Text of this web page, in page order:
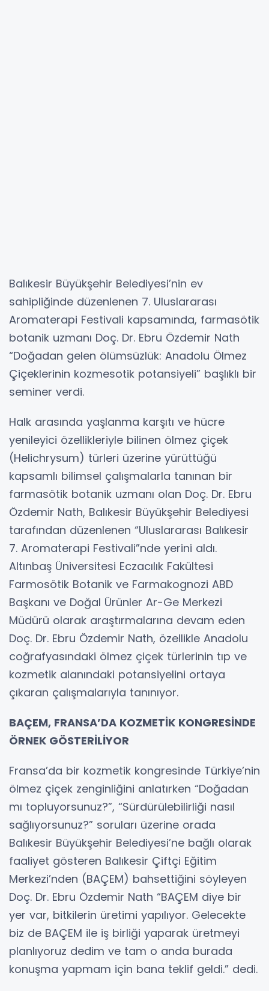
Balıkesir Büyükşehir Belediyesi’nin ev
sahipliğinde düzenlenen 7. Uluslararası
Aromaterapi Festivali kapsamında, farmasötik
botanik uzmanı Doç. Dr. Ebru Özdemir Nath
“Doğadan gelen ölümsüzlük: Anadolu Ölmez
Çiçeklerinin kozmesotik potansiyeli” başlıklı bir
seminer verdi.
Halk arasında yaşlanma karşıtı ve hücre
yenileyici özellikleriyle bilinen ölmez çiçek
(Helichrysum) türleri üzerine yürüttüğü
kapsamlı bilimsel çalışmalarla tanınan bir
farmasötik botanik uzmanı olan Doç. Dr. Ebru
Özdemir Nath, Balıkesir Büyükşehir Belediyesi
tarafından düzenlenen “Uluslararası Balıkesir
7. Aromaterapi Festivali”nde yerini aldı.
Altınbaş Üniversitesi Eczacılık Fakültesi
Farmosötik Botanik ve Farmakognozi ABD
Başkanı ve Doğal Ürünler Ar-Ge Merkezi
Müdürü olarak araştırmalarına devam eden
Doç. Dr. Ebru Özdemir Nath, özellikle Anadolu
coğrafyasındaki ölmez çiçek türlerinin tıp ve
kozmetik alanındaki potansiyelini ortaya
çıkaran çalışmalarıyla tanınıyor.
BAÇEM, FRANSA’DA KOZMETİK KONGRESİNDE
ÖRNEK GÖSTERİLİYOR
Fransa’da bir kozmetik kongresinde Türkiye’nin
ölmez çiçek zenginliğini anlatırken “Doğadan
mı topluyorsunuz?”, “Sürdürülebilirliği nasıl
sağlıyorsunuz?” soruları üzerine orada
Balıkesir Büyükşehir Belediyesi’ne bağlı olarak
faaliyet gösteren Balıkesir Çiftçi Eğitim
Merkezi’nden (BAÇEM) bahsettiğini söyleyen
Doç. Dr. Ebru Özdemir Nath “BAÇEM diye bir
yer var, bitkilerin üretimi yapılıyor. Gelecekte
biz de BAÇEM ile iş birliği yaparak üretmeyi
planlıyoruz dedim ve tam o anda burada
konuşma yapmam için bana teklif geldi.” dedi.